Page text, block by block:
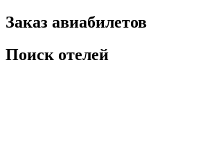
Заказ авиабилетов
Поиск отелей